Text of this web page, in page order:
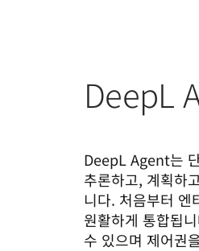
DeepL
DeepL Agent는
추론하고, 계획하
니다. 처음부터 엔
원활하게 통합됩
수 있으며 제어권